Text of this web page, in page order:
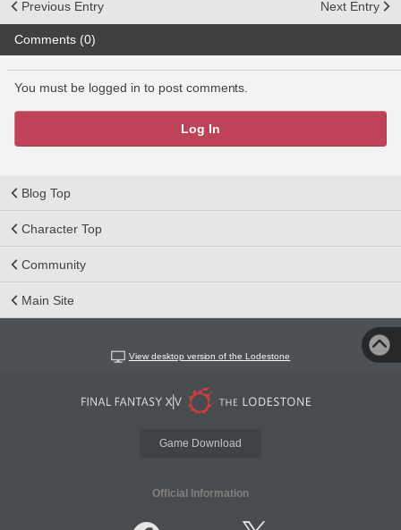
Previous Entry Next Entry
Comments (0)
You must be logged in to post comments.
Log In
Blog Top
Character Top
Community
Main Site
View desktop version of the Lodestone
Game Download
Official Information